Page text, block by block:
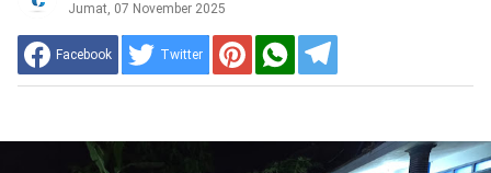
Jumat, 07 November 2025
Facebook Twitter